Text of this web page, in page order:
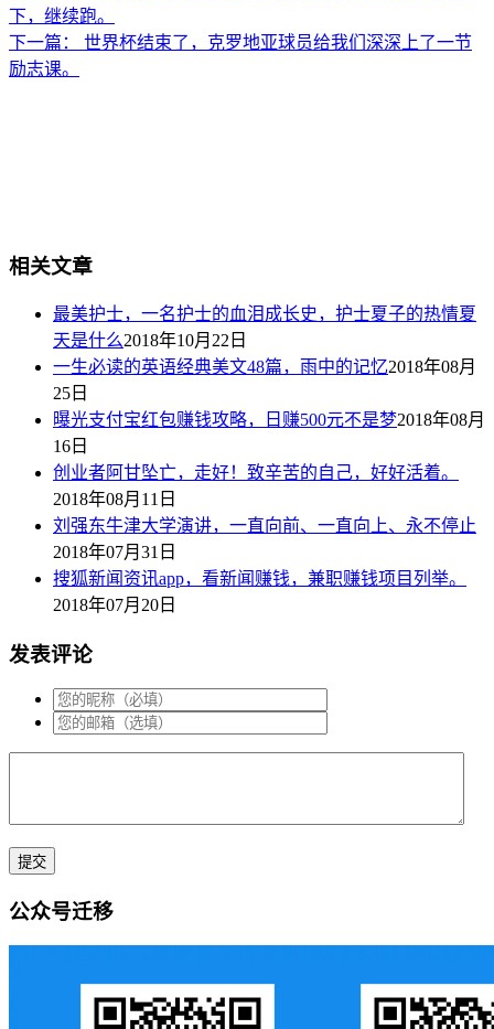
下，继续跑。
下一篇：
世界杯结束了，克罗地亚球员给我们深深上了一节
励志课。
相关文章
最美护士，一名护士的血泪成长史，护士夏子的热情夏
天是什么2018年10月22日
一生必读的英语经典美文48篇，雨中的记忆2018年08月
25日
曝光支付宝红包赚钱攻略，日赚500元不是梦2018年08月
16日
创业者阿甘坠亡，走好！致辛苦的自己，好好活着。
2018年08月11日
刘强东牛津大学演讲，一直向前、一直向上、永不停止
2018年07月31日
搜狐新闻资讯app，看新闻赚钱，兼职赚钱项目列举。
2018年07月20日
发表评论
公众号迁移